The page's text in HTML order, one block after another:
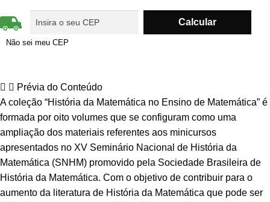
Não sei meu CEP
Prévia do Conteúdo
A coleção “História da Matemática no Ensino de Matemática” é
formada por oito volumes que se configuram como uma
ampliação dos materiais referentes aos minicursos
apresentados no XV Seminário Nacional de História da
Matemática (SNHM) promovido pela Sociedade Brasileira de
História da Matemática. Com o objetivo de contribuir para o
aumento da literatura de História da Matemática que pode ser